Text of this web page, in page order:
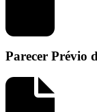
Parecer Prévio